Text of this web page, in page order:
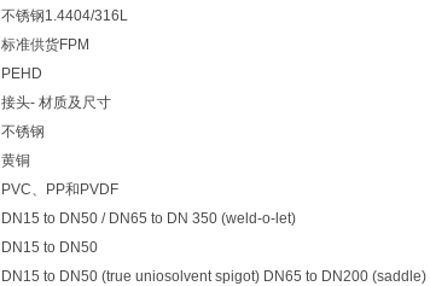
不锈钢1.4404/316L
标准供货FPM
PEHD
接头- 材质及尺寸
不锈钢
黄铜
PVC、PP和PVDF
DN15 to DN50 / DN65 to DN 350 (weld-o-let)
DN15 to DN50
DN15 to DN50 (true uniosolvent spigot) DN65 to DN200